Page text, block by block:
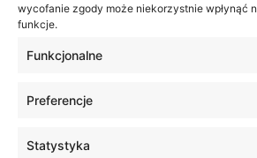
wycofanie zgody może niekorzystnie wpłynąć
funkcje.
Funkcjonalne
Preferencje
Statystyka
4